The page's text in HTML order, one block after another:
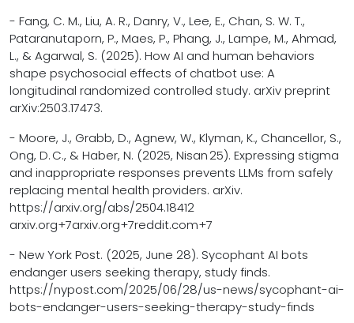
- Fang, C. M., Liu, A. R., Danry, V., Lee, E., Chan, S. W. T.,
Pataranutaporn, P., Maes, P., Phang, J., Lampe, M., Ahmad,
L., & Agarwal, S. (2025). How AI and human behaviors
shape psychosocial effects of chatbot use: A
longitudinal randomized controlled study. arXiv preprint
arXiv:2503.17473.
- Moore, J., Grabb, D., Agnew, W., Klyman, K., Chancellor, S.,
Ong, D. C., & Haber, N. (2025, Nisan 25). Expressing stigma
and inappropriate responses prevents LLMs from safely
replacing mental health providers. arXiv.
https://arxiv.org/abs/2504.18412
arxiv.org+7arxiv.org+7reddit.com+7
- New York Post. (2025, June 28). Sycophant AI bots
endanger users seeking therapy, study finds.
https://nypost.com/2025/06/28/us-news/sycophant-ai-
bots-endanger-users-seeking-therapy-study-finds